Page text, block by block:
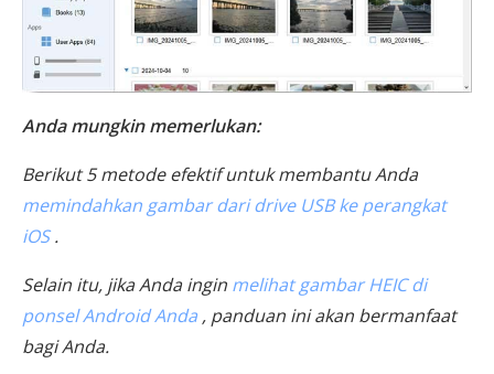
Anda mungkin memerlukan:
Berikut 5 metode efektif untuk membantu Anda
memindahkan gambar dari drive USB ke perangkat
iOS.
Selain itu, jika Anda ingin melihat gambar HEIC di
ponsel Android Anda , panduan ini akan bermanfaat
bagi Anda.